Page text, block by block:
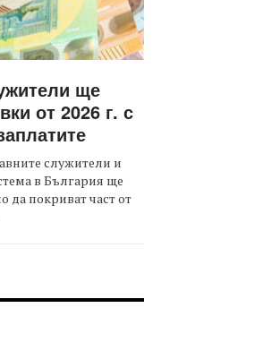
ще
от 2026 г. с
служители и
в България ще
да покриват част от